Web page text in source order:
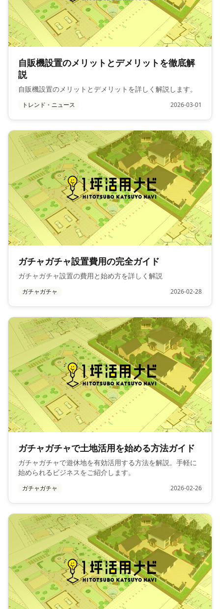
自販機設置のメリットとデメリットを徹底解
説
自販機設置のメリットとデメリットを詳しく解説します。
トレンド・ニュース 2026-03-01
ガチャガチャ設置費用の完全ガイド
ガチャガチャ設置の費用と始め方を詳しく解説
ガチャガチャ 2026-02-28
ガチャガチャで土地活用を始める方法ガイド
ガチャガチャで遊休地を有効活用する方法を解説。手軽に
始められるビジネスをご紹介します。
ガチャガチャ 2026-02-26